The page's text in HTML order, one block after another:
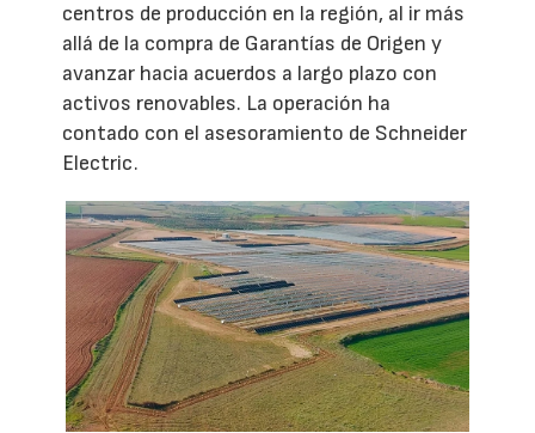
centros de producción en la región, al ir más
allá de la compra de Garantías de Origen y
avanzar hacia acuerdos a largo plazo con
activos renovables. La operación ha
contado con el asesoramiento de Schneider
Electric.